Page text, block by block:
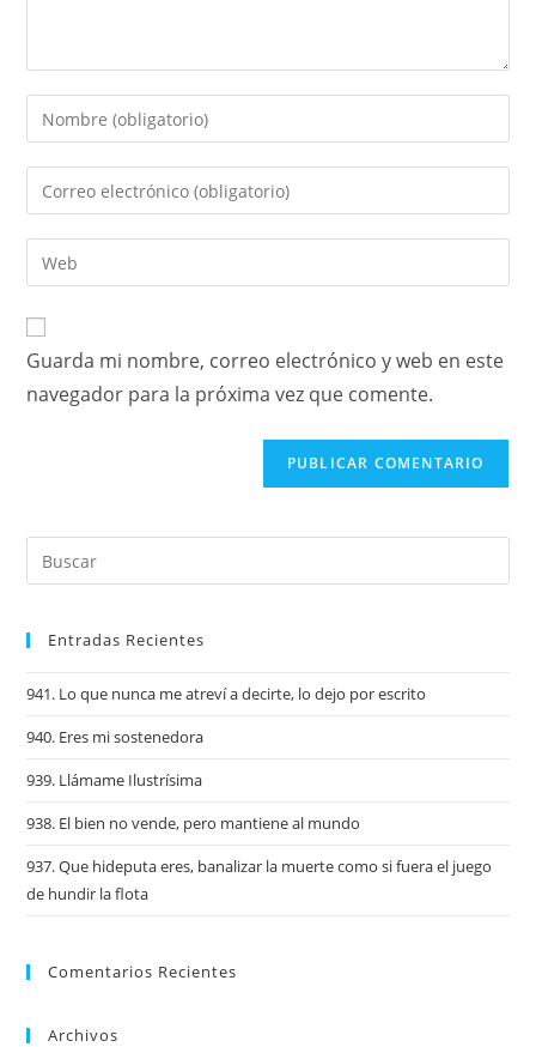
Guarda mi nombre, correo electrónico y web en este
navegador para la próxima vez que comente.
Entradas Recientes
941. Lo que nunca me atreví a decirte, lo dejo por escrito
940. Eres mi sostenedora
939. Llámame Ilustrísima
938. El bien no vende, pero mantiene al mundo
937. Que hideputa eres, banalizar la muerte como si fuera el juego
de hundir la flota
Comentarios Recientes
Archivos